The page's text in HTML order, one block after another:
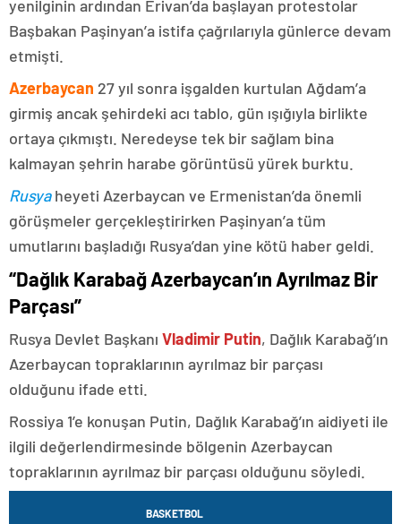
yenilginin ardından Erivan’da başlayan protestolar
Başbakan Paşinyan’a istifa çağrılarıyla günlerce devam
etmişti.
Azerbaycan 27 yıl sonra işgalden kurtulan Ağdam’a
girmiş ancak şehirdeki acı tablo, gün ışığıyla birlikte
ortaya çıkmıştı. Neredeyse tek bir sağlam bina
kalmayan şehrin harabe görüntüsü yürek burktu.
Rusyaheyeti Azerbaycan ve Ermenistan’da önemli
görüşmeler gerçekleştirirken Paşinyan’a tüm
umutlarını başladığı Rusya’dan yine kötü haber geldi.
“Dağlık Karabağ Azerbaycan’ın Ayrılmaz Bir
Parçası”
Rusya Devlet Başkanı Vladimir Putin, Dağlık Karabağ’ın
Azerbaycan topraklarının ayrılmaz bir parçası
olduğunu ifade etti.
Rossiya 1’e konuşan Putin, Dağlık Karabağ’ın aidiyeti ile
ilgili değerlendirmesinde bölgenin Azerbaycan
topraklarının ayrılmaz bir parçası olduğunu söyledi.
BASKETBOL